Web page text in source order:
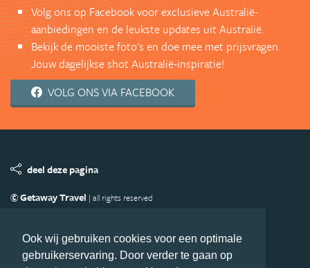
Ook wij gebruiken cookies voor een optimale
gebruikerservaring. Door verder te gaan op
Volg ons op Facebook voor exclusieve Australië-
aanbiedingen en de leukste updates uit Australië.
Bekijk de mooiste foto's en doe mee met prijsvragen.
Jouw dagelijkse shot Australië-inspiratie!
VOLG ONS VIA FACEBOOK
deel deze pagina
© Getaway Travel | all rights reserved
Copyright
Privacy statement Disclaimer
Cookies
Volg Australie.nl